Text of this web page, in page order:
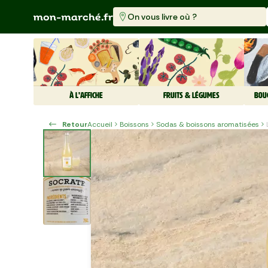
On vous livre où ?
À L'AFFICHE FRUITS & LÉGUMES
RetourAccueil Boissons Sodas & boissons aromatisées